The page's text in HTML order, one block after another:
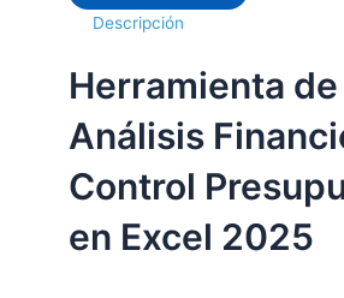
Descripción
Herramienta de
Análisis
Control
en Excel 2025